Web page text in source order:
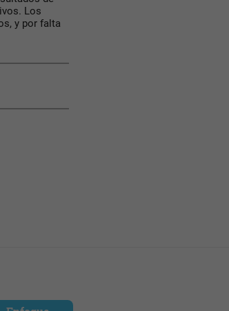
Los
y por falta